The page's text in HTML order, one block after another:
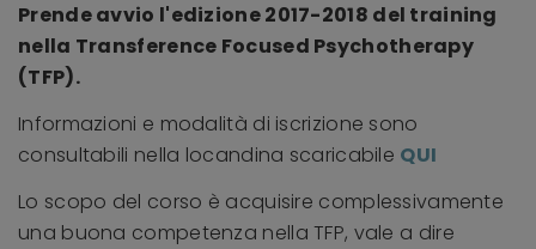
Prende avvio l'edizione 2017-2018 del training
nella Transference Focused Psychotherapy
(TFP).
Informazioni e modalità di iscrizione sono
consultabili nella locandina scaricabile QUI
Lo scopo del corso è acquisire complessivamente
una buona competenza nella TFP, vale a dire